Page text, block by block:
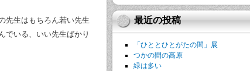
先生はもちろん若い先生
でいる、いい先生ばかり
最近の投稿
「ひととひとがたの間」展
つかの間の高原
緑は多い